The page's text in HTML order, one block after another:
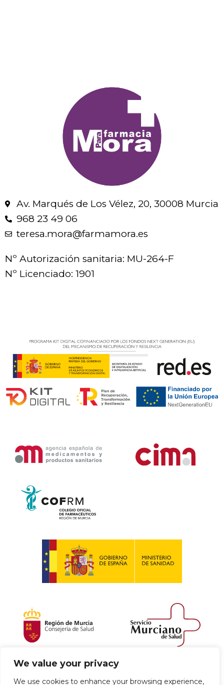
We value your privacy
We use cookies to enhance your browsing experience,
Av. Marqués de Los Vélez, 20, 30008 Murcia
968 23 49 06
teresa.mora@farmamora.es
Nº Autorización sanitaria: MU-264-F
Nº Licenciado: 1901
Política de envío y devoluciones